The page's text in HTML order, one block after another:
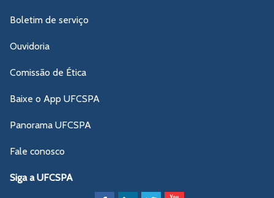
Boletim de serviço
Ouvidoria
Comissão de Ética
Baixe o App UFCSPA
Panorama UFCSPA
Fale conosco
Siga a UFCSPA